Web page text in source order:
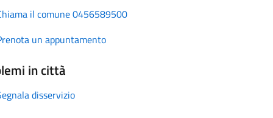
il comune 0456589500
un appuntamento
in città
disservizio